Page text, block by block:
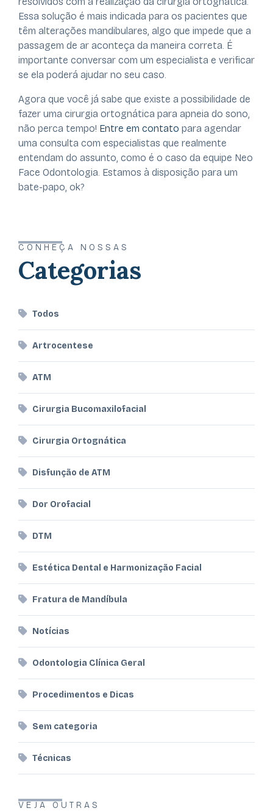
Essa solução é mais indicada para os pacientes que
têm alterações mandibulares, algo que impede que a
passagem de ar aconteça da maneira correta. É
importante conversar com um especialista e verificar
se ela poderá ajudar no seu caso.
Agora que você já sabe que existe a possibilidade de
fazer uma cirurgia ortognática para apneia do sono,
não perca tempo! Entre em contato para agendar
uma consulta com especialistas que realmente
entendam do assunto, como é o caso da equipe Neo
Face Odontologia. Estamos à disposição para um
bate-papo, ok?
CONHEÇA NOSSAS
Categorias
Todos
Artrocentese
ATM
Cirurgia Bucomaxilofacial
Cirurgia Ortognática
Disfunção de ATM
Dor Orofacial
DTM
Estética Dental e Harmonização Facial
Fratura de Mandíbula
Notícias
Odontologia Clínica Geral
Procedimentos e Dicas
Sem categoria
Técnicas
VEJA OUTRAS